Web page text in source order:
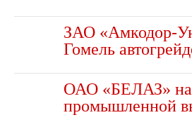
ЗАО «Амкодор-
Гомель
ОАО «БЕЛАЗ» на
промышленной